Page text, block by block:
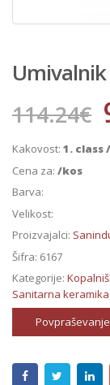
114.24€
Kakovost: 1. class
Cena za: /kos
Barva:
Velikost:
Proizvajalci:
Šifra: 6167
Kategorije:
Sanitarna keramika
Povpraševanje